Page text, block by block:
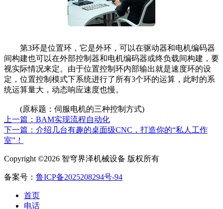
第3环是位置环，它是外环，可以在驱动器和电机编码器
间构建也可以在外部控制器和电机编码器或终负载间构建，要
视实际情况来定。由于位置控制环内部输出就是速度环的设
定，位置控制模式下系统进行了所有3个环的运算，此时的系
统运算量大，动态响应速度也慢。
(原标题：伺服电机的三种控制方式)
上一篇：BAM实现流程自动化
下一篇：介绍几台有趣的桌面级CNC，打造你的“私人工作
室”！
Copyright ©2026 智穹界泽机械设备 版权所有
备案号： 鲁ICP备2025208294号-94
首页
电话